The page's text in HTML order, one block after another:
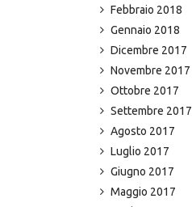
Febbraio 2018
Gennaio 2018
Dicembre 2017
Novembre 2017
Ottobre 2017
Settembre 2017
Agosto 2017
Luglio 2017
Giugno 2017
Maggio 2017